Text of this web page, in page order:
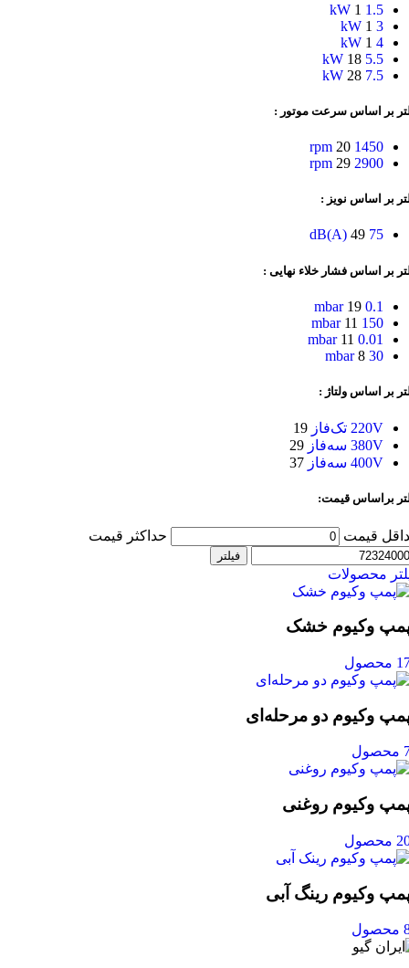
1.5 kW
1
3 kW
1
4 kW
1
5.5 kW
18
7.5 kW
28
بر اساس سرعت موتور :
1450 rpm
20
2900 rpm
29
بر اساس نویز :
75 dB(A)
49
بر اساس فشار خلاء نهایی :
0.1 mbar
19
150 mbar
11
0.01 mbar
11
30 mbar
8
بر اساس ولتاژ :
220V تک‌فاز
19
380V سه‌فاز
29
400V سه‌فاز
37
براساس قیمت:
قیمت حداکثر قیمت
فیلتر
محصولات
وکیوم خشک
محصول
وکیوم دو مرحله‌ای
وکیوم روغنی
محصول
وکیوم رینگ آبی